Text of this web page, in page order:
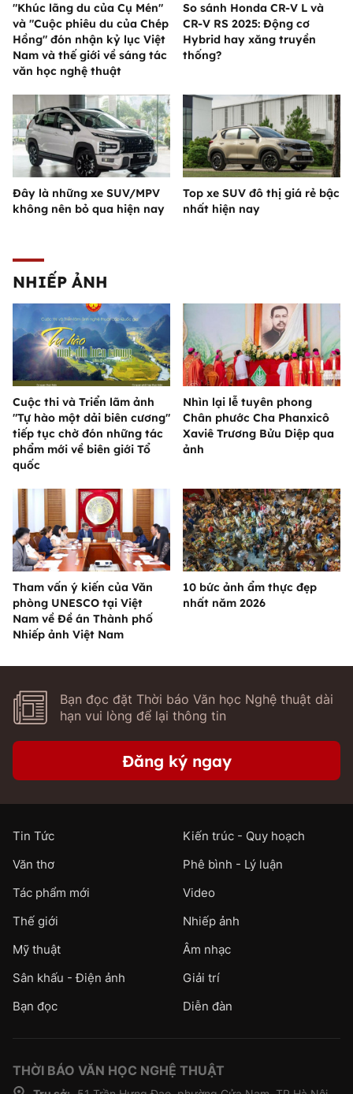
"Khúc lãng du của Cụ Mén"
và "Cuộc phiêu du của Chép
Hồng" đón nhận kỷ lục Việt
Nam và thế giới về sáng tác
văn học nghệ thuật
So sánh Honda CR-V L và
CR-V RS 2025: Động cơ
Hybrid hay xăng truyền
thống?
Đây là những xe SUV/MPV
không nên bỏ qua hiện nay
Top xe SUV đô thị giá rẻ bậc
nhất hiện nay
NHIẾP ẢNH
Cuộc thi và Triển lãm ảnh
"Tự hào một dải biên cương"
tiếp tục chờ đón những tác
phẩm mới về biên giới Tổ
quốc
Nhìn lại lễ tuyên phong
Chân phước Cha Phanxicô
Xaviê Trương Bửu Diệp qua
ảnh
Tham vấn ý kiến của Văn
phòng UNESCO tại Việt
Nam về Đề án Thành phố
Nhiếp ảnh Việt Nam
10 bức ảnh ẩm thực đẹp
nhất năm 2026
Bạn đọc đặt Thời báo Văn học Nghệ thuật dài
hạn vui lòng để lại thông tin
Đăng ký ngay
Tin Tức
Kiến trúc - Quy hoạch
Văn thơ
Phê bình - Lý luận
Tác phẩm mới
Video
Thế giới
Nhiếp ảnh
Mỹ thuật
Âm nhạc
Sân khấu - Điện ảnh
Giải trí
Bạn đọc
Diễn đàn
THỜI BÁO VĂN HỌC NGHỆ THUẬT